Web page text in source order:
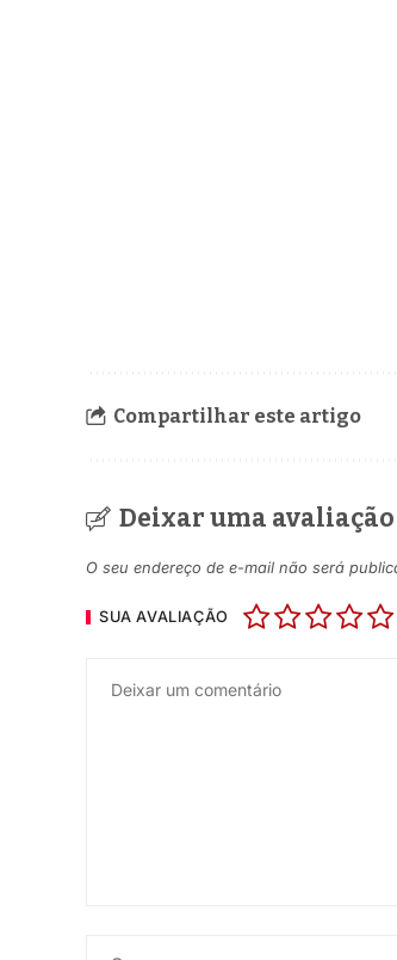
Compartilhar este artigo
Deixar uma avaliação
O seu endereço de e-mail não será
SUA AVALIAÇÃO